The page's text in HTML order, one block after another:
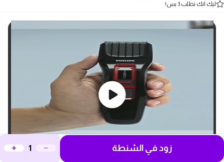
ليك انك تطلب 3 بس!
زود في الشنطة